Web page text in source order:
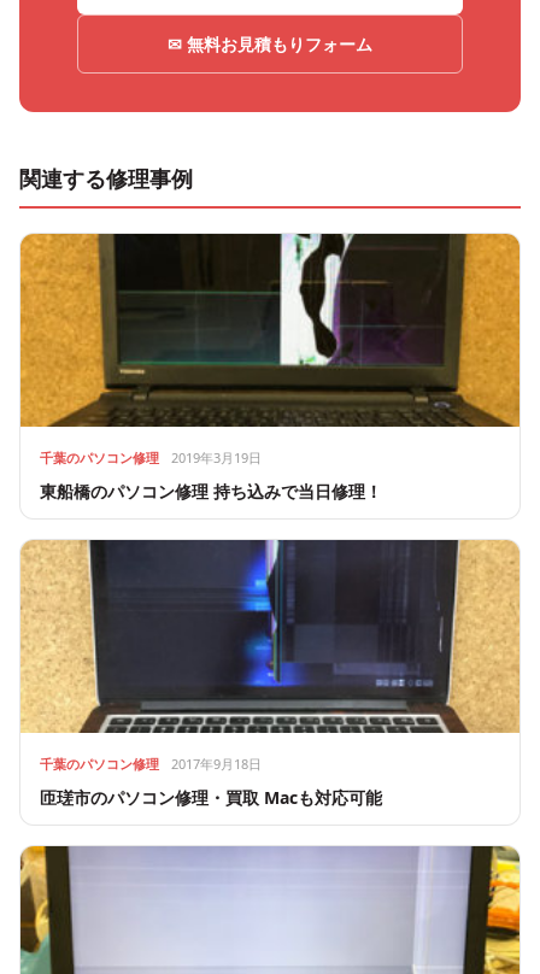
✉ 無料お見積もりフォーム
関連する修理事例
千葉のパソコン修理 2019年3月19日
東船橋のパソコン修理 持ち込みで当日修理！
千葉のパソコン修理 2017年9月18日
匝瑳市のパソコン修理・買取 Macも対応可能